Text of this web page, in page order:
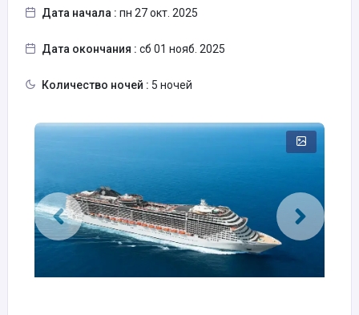
Дата начала : пн 27 окт. 2025
Дата окончания : сб 01 нояб. 2025
Количество ночей : 5 ночей